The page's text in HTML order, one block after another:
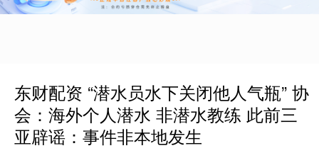
东财配资 “潜水员水下关闭他人气瓶” 协
会：海外个人潜水 非潜水教练 此前三
亚辟谣：事件非本地发生